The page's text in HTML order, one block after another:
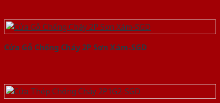
Cửa Gỗ Chống Cháy 2P Sơn Xám-SGD